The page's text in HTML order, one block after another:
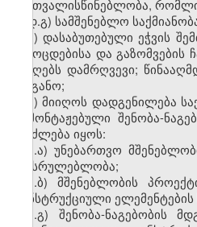
გაუთვალისწინებლობა,
დ.გ) სამშენებლო
ე) დასაბუთებული ეჭვის
გამოცდებისა და
გაიღებს დამრღვევი;
ორგანო;
ვ) მიიღოს დადგენილება
დამონტაჟებული შენობა-
შეიძლება იყოს:
ვ.ა) უნებართვო
შეუსრულებლობა;
ვ.ბ) მშენებლობის
კონსტრუქციული
ვ.გ) შენობა-ნაგებობის